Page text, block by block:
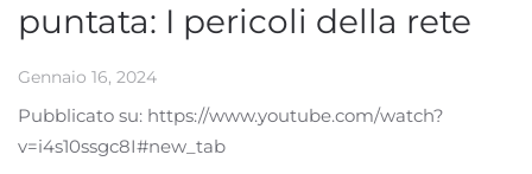
puntata: I pericoli della rete
Gennaio 16, 2024
Pubblicato su: https://www.youtube.com/watch?
v=i4s10ssgc8I#new_tab